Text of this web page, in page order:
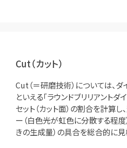
Cut（カット）
Cut（＝研磨技術）については、
といえる「ラウンドブリリアントダ
セット（カット面）の割合を計算し
ー（白色光が虹色に分散する程度
きの生成量）の具合を総合的に見